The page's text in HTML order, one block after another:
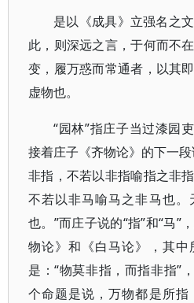
是以《成具》立强名之
此，则深远之言，于何而不
变，履万惑而常通者，以其
虚物也。
“园林”指庄子当过漆园
接着庄子《齐物论》的下一
非指，不若以非指喻指之非
不若以非马喻马之非马也。
也。”而庄子说的“指”和“马”
物论》和《白马论》，其
是：“物莫非指，而指非指”
个命题是说，万物都是所